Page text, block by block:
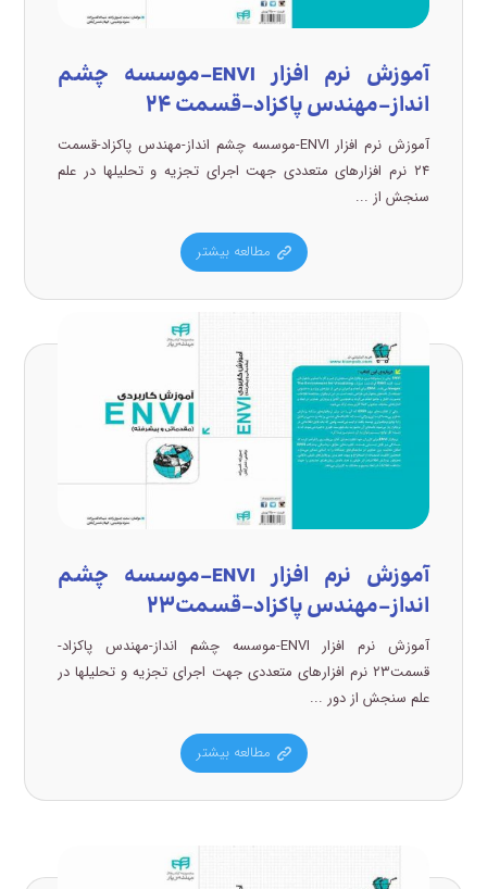
آموزش نرم افزار ENVI-موسسه چشم
انداز-مهندس پاکزاد-قسمت ۲۴
آموزش نرم افزار ENVI-موسسه چشم انداز-مهندس پاکزاد-قسمت
۲۴ نرم افزارهای متعددی جهت اجرای تجزیه و تحلیلها در علم
سنجش از ...
مطالعه بیشتر
آموزش نرم افزار ENVI-موسسه چشم
انداز-مهندس پاکزاد-قسمت۲۳
آموزش نرم افزار ENVI-موسسه چشم انداز-مهندس پاکزاد-
قسمت۲۳ نرم افزارهای متعددی جهت اجرای تجزیه و تحلیلها در
علم سنجش از دور ...
مطالعه بیشتر